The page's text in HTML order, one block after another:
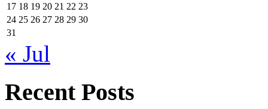
17 18 19 20 21 22 23
24 25 26 27 28 29 30
31
« Jul
Recent Posts